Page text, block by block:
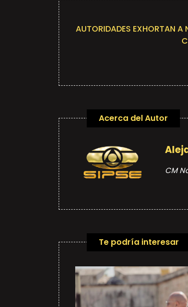
AUTORIDADES EXHORTAN A
Acerca del Autor
CM
Te podría interesar